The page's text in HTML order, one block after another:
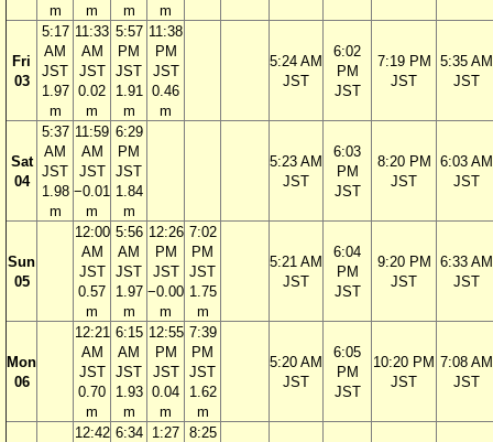
m
m
m
m
Fri
03
5:17
AM
JST
1.97
m
11:33
AM
JST
0.02
m
5:57
PM
JST
1.91
m
11:38
PM
JST
0.46
m
5:24 AM
JST
6:02
PM
JST
7:19 PM
JST
5:35 AM
JST
Sat
04
5:37
AM
JST
1.98
m
11:59
AM
JST
−0.01
m
6:29
PM
JST
1.84
m
5:23 AM
JST
6:03
PM
JST
8:20 PM
JST
6:03 AM
JST
Sun
05
12:00
AM
JST
0.57
m
5:56
AM
JST
1.97
m
12:26
PM
JST
−0.00
m
7:02
PM
JST
1.75
m
5:21 AM
JST
6:04
PM
JST
9:20 PM
JST
6:33 AM
JST
Mon
06
12:21
AM
JST
0.70
m
6:15
AM
JST
1.93
m
12:55
PM
JST
0.04
m
7:39
PM
JST
1.62
m
5:20 AM
JST
6:05
PM
JST
10:20 PM
JST
7:08 AM
JST
12:42 6:34
1:27 8:25